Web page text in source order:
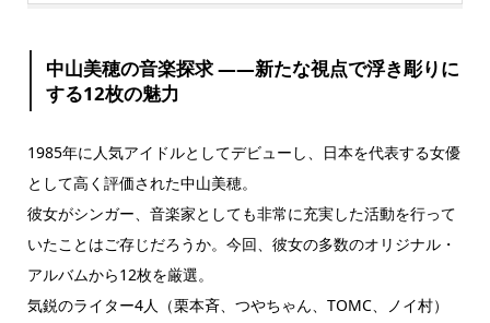
中山美穂の音楽探求 ――新たな視点で浮き彫りに
する12枚の魅力
1985年に人気アイドルとしてデビューし、日本を代表する女優
として高く評価された中山美穂。
彼女がシンガー、音楽家としても非常に充実した活動を行って
いたことはご存じだろうか。今回、彼女の多数のオリジナル・
アルバムから12枚を厳選。
気鋭のライター4人（栗本斉、つやちゃん、TOMC、ノイ村）